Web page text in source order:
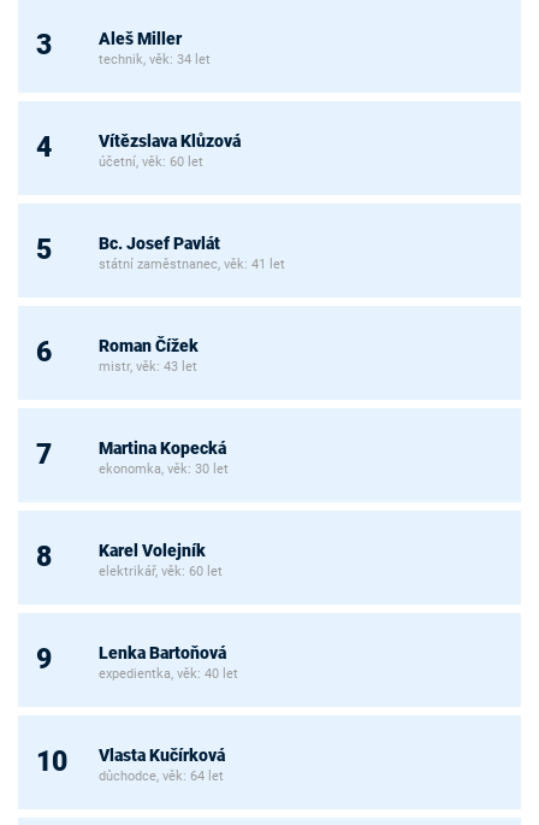
3 Aleš Miller
technik, věk: 34 let
4 Vítězslava Klůzová
účetní, věk: 60 let
5 Bc. Josef Pavlát
státní zaměstnanec, věk: 41 let
6 Roman Čížek
mistr, věk: 43 let
7 Martina Kopecká
ekonomka, věk: 30 let
8 Karel Volejník
elektrikář, věk: 60 let
9 Lenka Bartoňová
expedientka, věk: 40 let
10 Vlasta Kučírková
důchodce, věk: 64 let